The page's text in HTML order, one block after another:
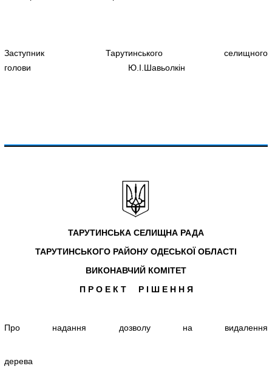
Заступник Тарутинського селищного
голови Ю.І.Шавьолкін
ТАРУТИНСЬКА СЕЛИЩНА РАДА
ТАРУТИНСЬКОГО РАЙОНУ ОДЕСЬКОЇ ОБЛАСТІ
ВИКОНАВЧИЙ КОМІТЕТ
П Р О Е К Т Р І Ш Е Н Н Я
Про надання дозволу на видалення